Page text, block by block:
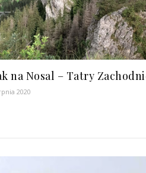
na Nosal – Tatry
2020